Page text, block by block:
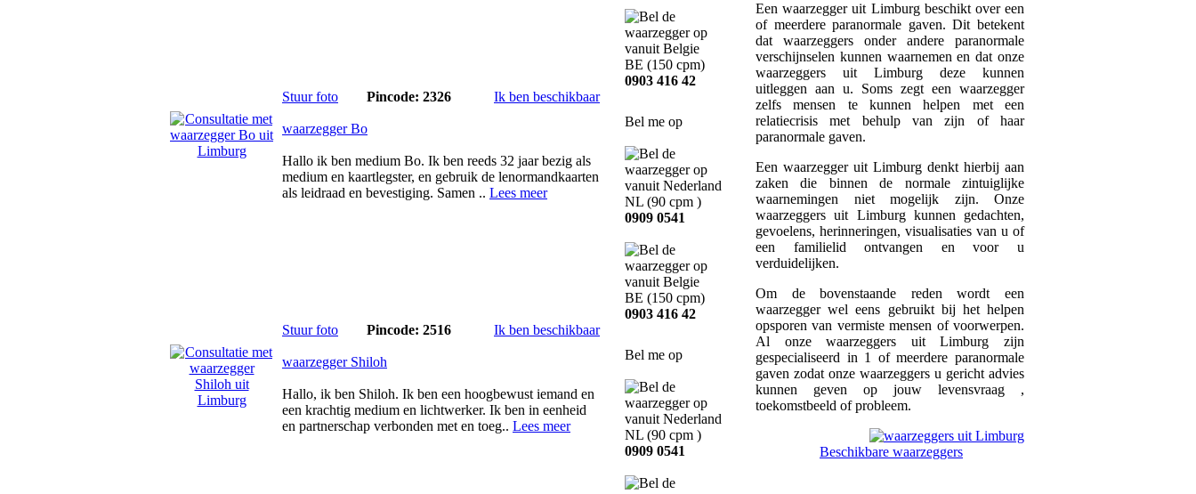
BE (150 cpm)
0903 416 42
Stuur foto
Pincode: 2326 Ik ben beschikbaar
waarzegger Bo
Hallo ik ben medium Bo. Ik ben reeds 32 jaar bezig als
medium en kaartlegster, en gebruik de lenormandkaarten
als leidraad en bevestiging. Samen .. Lees meer
Bel me op
NL (90 cpm )
0909 0541
BE (150 cpm)
0903 416 42
Stuur foto
Pincode: 2516 Ik ben beschikbaar
waarzegger Shiloh
Hallo, ik ben Shiloh. Ik ben een hoogbewust iemand en
een krachtig medium en lichtwerker. Ik ben in eenheid
en partnerschap verbonden met en toeg.. Lees meer
Bel me op
NL (90 cpm )
0909 0541
Een waarzegger uit Limburg beschikt over een
of meerdere paranormale gaven. Dit betekent
dat waarzeggers onder andere paranormale
verschijnselen kunnen waarnemen en dat onze
waarzeggers uit Limburg deze kunnen
uitleggen aan u. Soms zegt een waarzegger
zelfs mensen te kunnen helpen met een
relatiecrisis met behulp van zijn of haar
paranormale gaven.
Een waarzegger uit Limburg denkt hierbij aan
zaken die binnen de normale zintuiglijke
waarnemingen niet mogelijk zijn. Onze
waarzeggers uit Limburg kunnen gedachten,
gevoelens, herinneringen, visualisaties van u of
een familielid ontvangen en voor u
verduidelijken.
Om de bovenstaande reden wordt een
waarzegger wel eens gebruikt bij het helpen
opsporen van vermiste mensen of voorwerpen.
Al onze waarzeggers uit Limburg zijn
gespecialiseerd in 1 of meerdere paranormale
gaven zodat onze waarzeggers u gericht advies
kunnen geven op jouw levensvraag ,
toekomstbeeld of probleem.
Beschikbare waarzeggers